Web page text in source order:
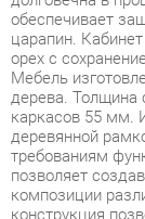
дерева. Толщина
каркасов 55 мм.
деревянной
требованиям
позволяет
композиции
конструкция
очень удобно,
помещении с
простота форм и
представляют